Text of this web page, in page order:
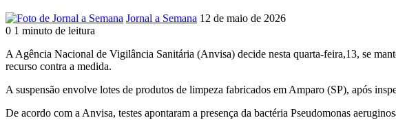
Jornal a Semana Mande
mail
12 de maio de 2026
0 1 minuto de leitura
A Agência Nacional de Vigilância Sanitária (Anvisa) decide nesta quarta-feira,13, se
recurso contra a medida.
A suspensão envolve lotes de produtos de limpeza fabricados em Amparo (SP), após
De acordo com a Anvisa, testes apontaram a presença da bactéria Pseudomonas